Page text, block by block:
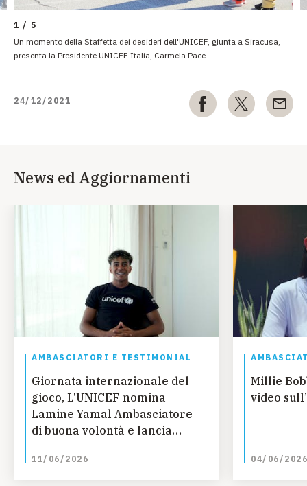
1 / 5
Un momento della Staffetta dei desideri dell'UNICEF, giunta a Siracusa,
presenta la Presidente UNICEF Italia, Carmela Pace
24/12/2021
News ed Aggiornamenti
AMBASCIATORI E TESTIMONIAL
Giornata internazionale del
gioco, L'UNICEF nomina
Lamine Yamal Ambasciatore
di buona volontà e lancia
11/06/2026
Millie
video
04/06/2026